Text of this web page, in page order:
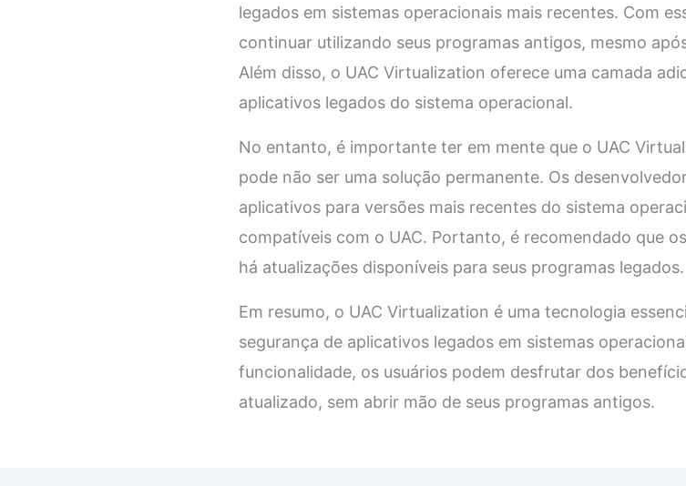
legados em sistemas operacionais mais recentes. Com
continuar utilizando seus programas antigos, mesmo
Além disso, o UAC Virtualization oferece uma camada
aplicativos legados do sistema operacional.
No entanto, é importante ter em mente que o UAC
pode não ser uma solução permanente. Os
aplicativos para versões mais recentes do sistema
compatíveis com o UAC. Portanto, é recomendado que
há atualizações disponíveis para seus programas legados.
Em resumo, o UAC Virtualization é uma tecnologia
segurança de aplicativos legados em sistemas
funcionalidade, os usuários podem desfrutar dos
atualizado, sem abrir mão de seus programas antigos.